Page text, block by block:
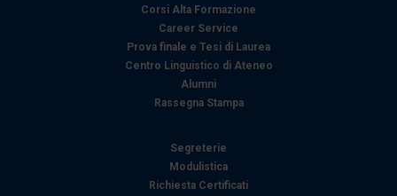
Corsi Alta Formazione
Career Service
Prova finale e Tesi di Laurea
Centro Linguistico di Ateneo
Alumni
Rassegna Stampa
Segreterie
Modulistica
Richiesta Certificati